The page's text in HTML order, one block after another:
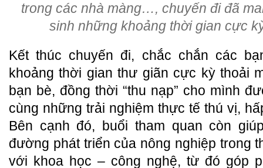
trong các nhà màng…, chuyến đi đã
sinh những khoảng thời gian cực
Kết thúc chuyến đi, chắc chắn các
khoảng thời gian thư giãn cực kỳ thoải
bạn bè, đồng thời “thu nạp” cho mình
cùng những trải nghiệm thực tế thú vị,
Bên cạnh đó, buổi tham quan còn
đường phát triển của nông nghiệp trong
với khoa học – công nghệ, từ đó góp